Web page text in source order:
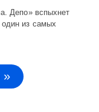
Депо» вспыхнет
один из самых